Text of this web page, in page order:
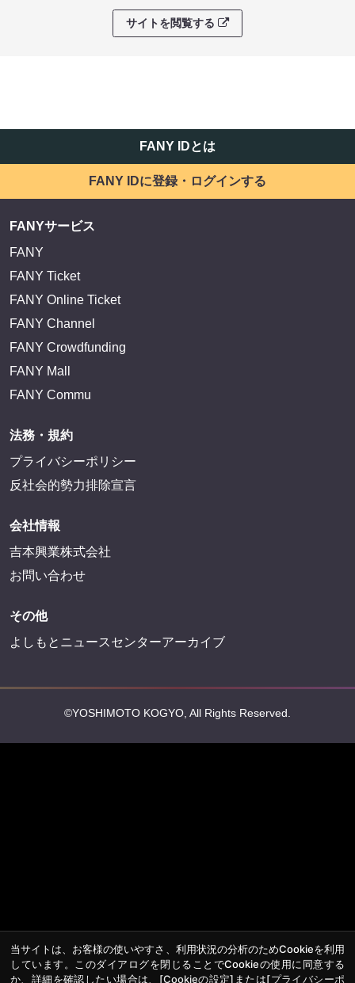
サイトを閲覧する
FANY IDとは
FANY IDに登録・ログインする
FANYサービス
FANY
FANY Ticket
FANY Online Ticket
FANY Channel
FANY Crowdfunding
FANY Mall
FANY Commu
法務・規約
プライバシーポリシー
反社会的勢力排除宣言
会社情報
吉本興業株式会社
お問い合わせ
その他
よしもとニュースセンターアーカイブ
©YOSHIMOTO KOGYO, All Rights Reserved.
当サイトは、お客様の使いやすさ、利用状況の分析のためCookieを利用
しています。このダイアログを閉じることでCookieの使用に同意する
か、詳細を確認したい場合は、 [Cookieの設定] または[プライバシーポ